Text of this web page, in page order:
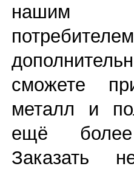
нашим
сможете
металл и
ещё
Заказать